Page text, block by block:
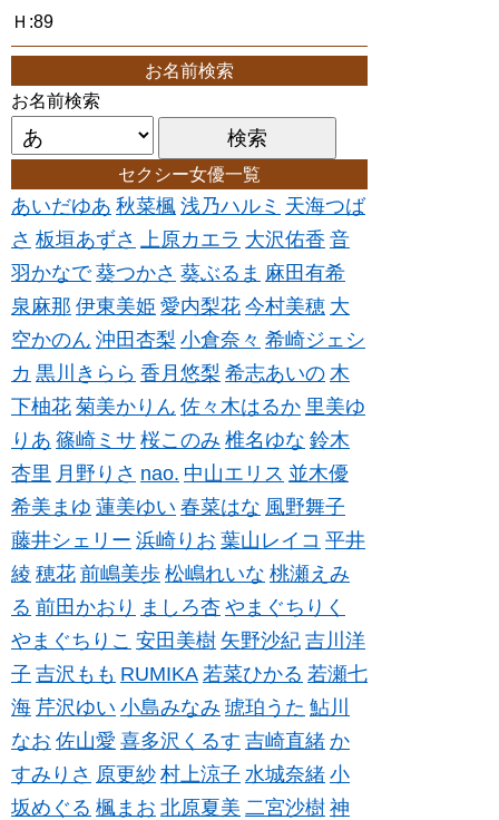
Ｈ:89
お名前検索
お名前検索
セクシー女優一覧
あいだゆあ 秋菜楓 浅乃ハルミ 天海つば
さ 板垣あずさ 上原カエラ 大沢佑香 音
羽かなで 葵つかさ 葵ぶるま 麻田有希
泉麻那 伊東美姫 愛内梨花 今村美穂 大
空かのん 沖田杏梨 小倉奈々 希崎ジェシ
カ 黒川きらら 香月悠梨 希志あいの 木
下柚花 菊美かりん 佐々木はるか 里美ゆ
りあ 篠崎ミサ 桜このみ 椎名ゆな 鈴木
杏里 月野りさ nao. 中山エリス 並木優
希美まゆ 蓮美ゆい 春菜はな 風野舞子
藤井シェリー 浜崎りお 葉山レイコ 平井
綾 穂花 前嶋美歩 松嶋れいな 桃瀬えみ
る 前田かおり ましろ杏 やまぐちりく
やまぐちりこ 安田美樹 矢野沙紀 吉川洋
子 吉沢もも RUMIKA 若菜ひかる 若瀬七
海 芹沢ゆい 小島みなみ 琥珀うた 鮎川
なお 佐山愛 喜多沢くるす 吉崎直緒 か
すみりさ 原更紗 村上涼子 水城奈緒 小
坂めぐる 楓まお 北原夏美 二宮沙樹 神